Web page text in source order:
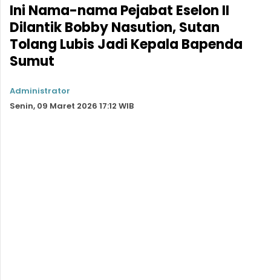
Ini Nama-nama Pejabat Eselon II
Dilantik Bobby Nasution, Sutan
Tolang Lubis Jadi Kepala Bapenda
Sumut
Administrator
Senin, 09 Maret 2026 17:12 WIB